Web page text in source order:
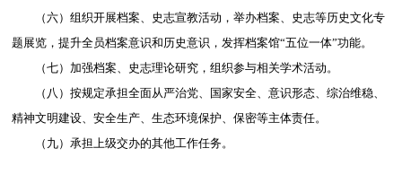
（六）组织开展档案、史志宣教活动，举办档案、史志等历史文化专
题展览，提升全员档案意识和历史意识，发挥档案馆“五位一体”功能。
（七）加强档案、史志理论研究，组织参与相关学术活动。
（八）按规定承担全面从严治党、国家安全、意识形态、综治维稳、
精神文明建设、安全生产、生态环境保护、保密等主体责任。
（九）承担上级交办的其他工作任务。